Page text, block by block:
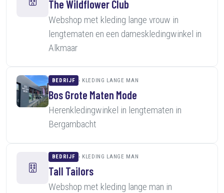
The Wildflower Club
Webshop met kleding lange vrouw in
lengtematen en een dameskledingwinkel in
Alkmaar
BEDRIJF KLEDING LANGE MAN
Bos Grote Maten Mode
Herenkledingwinkel in lengtematen in
Bergambacht
BEDRIJF KLEDING LANGE MAN
Tall Tailors
Webshop met kleding lange man in